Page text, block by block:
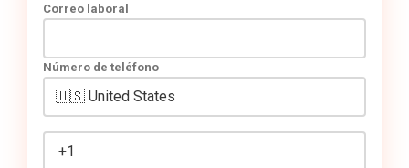
Correo laboral
Número de teléfono